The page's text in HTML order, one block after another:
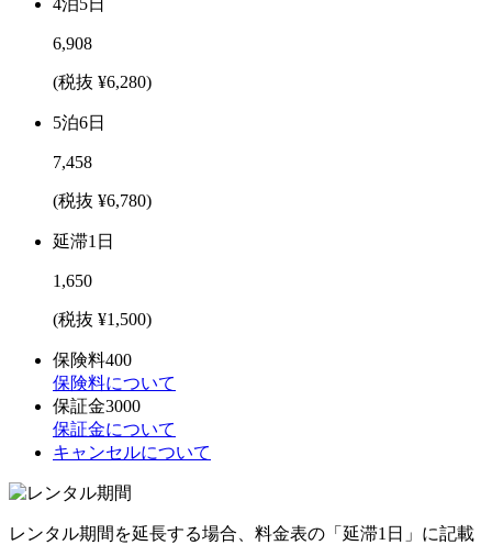
6,908
(税抜 ¥6,280)
5泊6日
7,458
(税抜 ¥6,780)
延滞1日
1,650
(税抜 ¥1,500)
保険料400
保険料について
保証金3000
保証金について
キャンセルについて
レンタル期間を延長する場合、料金表の「延滞1日」に記載